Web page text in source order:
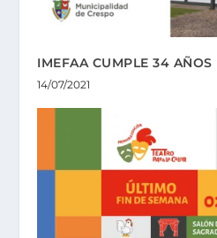
IMEFAA CUMPLE 34 AÑOS
14/07/2021